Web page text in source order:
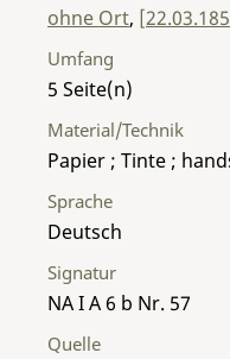
ohne Ort,
Umfang
5
Material/Technik
Papier ; Tinte ;
Sprache
Deutsch
Signatur
NA I A 6 b Nr. 57
Quelle